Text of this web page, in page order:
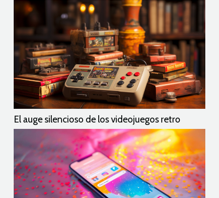
El auge silencioso de los videojuegos retro